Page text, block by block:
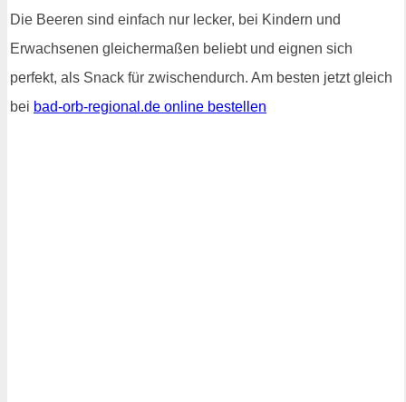
Die Beeren sind einfach nur lecker, bei Kindern und
Erwachsenen gleichermaßen beliebt und eignen sich
perfekt, als Snack für zwischendurch. Am besten jetzt gleich
bei bad-orb-regional.de online bestellen